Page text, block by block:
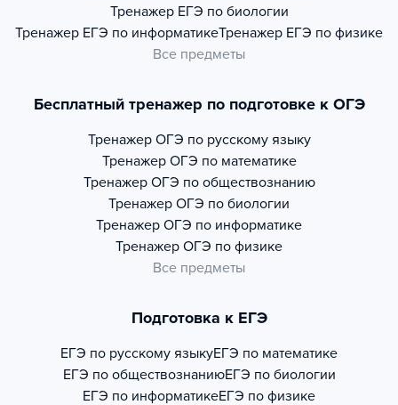
Тренажер ЕГЭ по биологии
Тренажер ЕГЭ по информатикеТренажер ЕГЭ по физике
Все предметы
Бесплатный тренажер по подготовке к ОГЭ
Тренажер ОГЭ по русскому языку
Тренажер ОГЭ по математике
Тренажер ОГЭ по обществознанию
Тренажер ОГЭ по биологии
Тренажер ОГЭ по информатике
Тренажер ОГЭ по физике
Все предметы
Подготовка к ЕГЭ
ЕГЭ по русскому языкуЕГЭ по математике
ЕГЭ по обществознаниюЕГЭ по биологии
ЕГЭ по информатикеЕГЭ по физике